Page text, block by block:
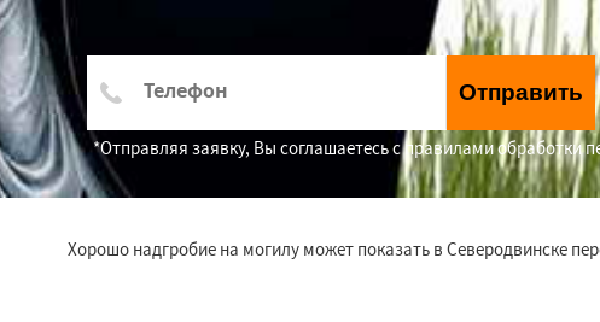
Отправить
*Отправляя заявку, Вы соглашаетесь с правилами обработки
Хорошо надгробие на могилу может показать в Северодвинске